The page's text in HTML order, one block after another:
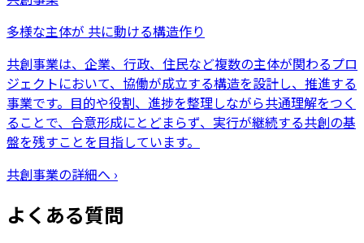
多様な主体が 共に動ける構造作り
共創事業は、企業、行政、住民など複数の主体が関わるプロ
ジェクトにおいて、協働が成立する構造を設計し、推進する
事業です。目的や役割、進捗を整理しながら共通理解をつく
ることで、合意形成にとどまらず、実行が継続する共創の基
盤を残すことを目指しています。
共創事業の詳細へ ›
よくある質問